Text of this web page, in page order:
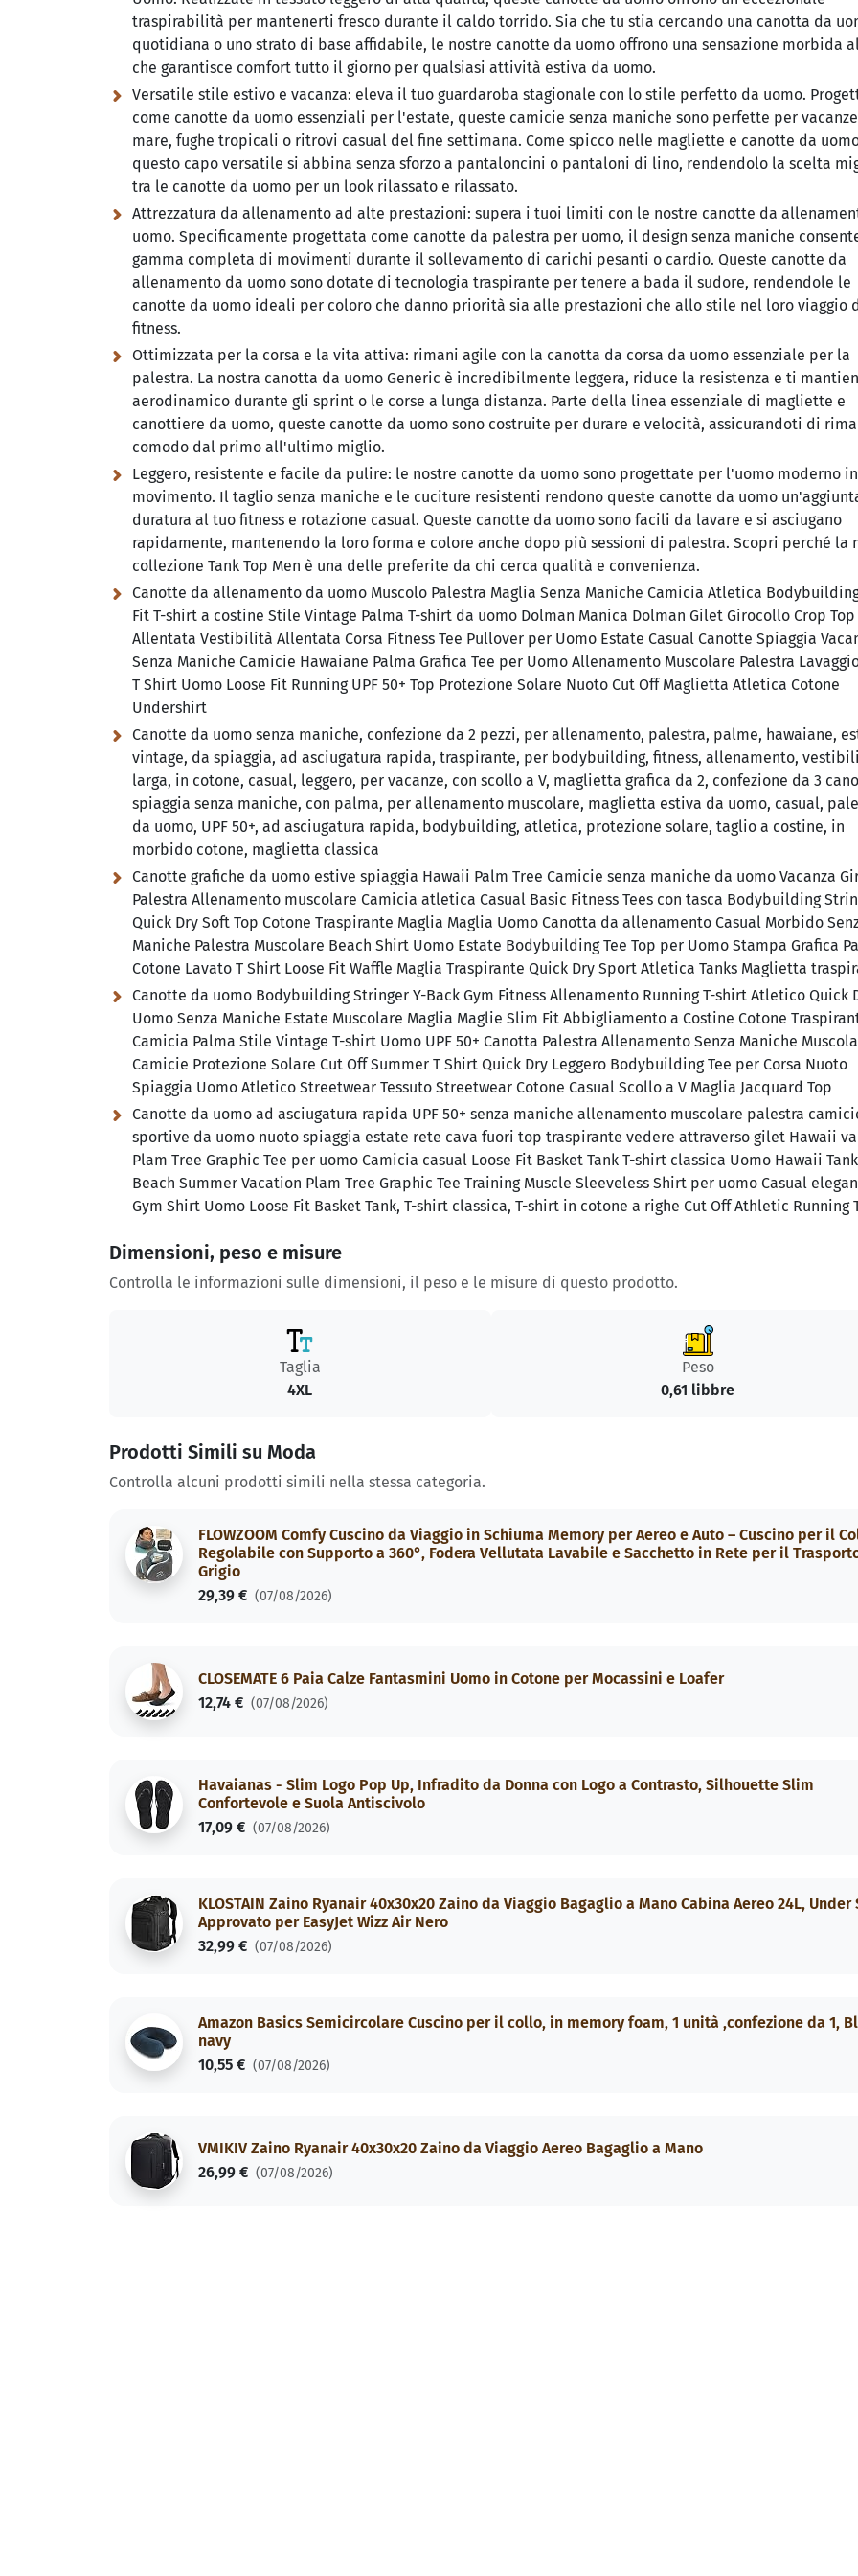
traspirabilità per mantenerti fresco durante il caldo torrido. Sia che tu stia cercando una canotta da
quotidiana o uno strato di base affidabile, le nostre canotte da uomo offrono una sensazione morbida
che garantisce comfort tutto il giorno per qualsiasi attività estiva da uomo.
Versatile stile estivo e vacanza: eleva il tuo guardaroba stagionale con lo stile perfetto da uomo.
come canotte da uomo essenziali per l'estate, queste camicie senza maniche sono perfette per
mare, fughe tropicali o ritrovi casual del fine settimana. Come spicco nelle magliette e canotte da
questo capo versatile si abbina senza sforzo a pantaloncini o pantaloni di lino, rendendolo la scelta
tra le canotte da uomo per un look rilassato e rilassato.
Attrezzatura da allenamento ad alte prestazioni: supera i tuoi limiti con le nostre canotte da
uomo. Specificamente progettata come canotte da palestra per uomo, il design senza maniche
gamma completa di movimenti durante il sollevamento di carichi pesanti o cardio. Queste canotte da
allenamento da uomo sono dotate di tecnologia traspirante per tenere a bada il sudore, rendendole le
canotte da uomo ideali per coloro che danno priorità sia alle prestazioni che allo stile nel loro viaggio
fitness.
Ottimizzata per la corsa e la vita attiva: rimani agile con la canotta da corsa da uomo essenziale per la
palestra. La nostra canotta da uomo Generic è incredibilmente leggera, riduce la resistenza e ti
aerodinamico durante gli sprint o le corse a lunga distanza. Parte della linea essenziale di magliette e
canottiere da uomo, queste canotte da uomo sono costruite per durare e velocità, assicurandoti di
comodo dal primo all'ultimo miglio.
Leggero, resistente e facile da pulire: le nostre canotte da uomo sono progettate per l'uomo moderno in
movimento. Il taglio senza maniche e le cuciture resistenti rendono queste canotte da uomo
duratura al tuo fitness e rotazione casual. Queste canotte da uomo sono facili da lavare e si asciugano
rapidamente, mantenendo la loro forma e colore anche dopo più sessioni di palestra. Scopri perché la
collezione Tank Top Men è una delle preferite da chi cerca qualità e convenienza.
Canotte da allenamento da uomo Muscolo Palestra Maglia Senza Maniche Camicia Atletica
Fit T-shirt a costine Stile Vintage Palma T-shirt da uomo Dolman Manica Dolman Gilet Girocollo Crop
Allentata Vestibilità Allentata Corsa Fitness Tee Pullover per Uomo Estate Casual Canotte Spiaggia
Senza Maniche Camicie Hawaiane Palma Grafica Tee per Uomo Allenamento Muscolare Palestra
T Shirt Uomo Loose Fit Running UPF 50+ Top Protezione Solare Nuoto Cut Off Maglietta Atletica Cotone
Undershirt
Canotte da uomo senza maniche, confezione da 2 pezzi, per allenamento, palestra, palme, hawaiane,
vintage, da spiaggia, ad asciugatura rapida, traspirante, per bodybuilding, fitness, allenamento,
larga, in cotone, casual, leggero, per vacanze, con scollo a V, maglietta grafica da 2, confezione da 3
spiaggia senza maniche, con palma, per allenamento muscolare, maglietta estiva da uomo, casual,
da uomo, UPF 50+, ad asciugatura rapida, bodybuilding, atletica, protezione solare, taglio a costine, in
morbido cotone, maglietta classica
Canotte grafiche da uomo estive spiaggia Hawaii Palm Tree Camicie senza maniche da uomo Vacanza
Palestra Allenamento muscolare Camicia atletica Casual Basic Fitness Tees con tasca Bodybuilding
Quick Dry Soft Top Cotone Traspirante Maglia Maglia Uomo Canotta da allenamento Casual Morbido
Maniche Palestra Muscolare Beach Shirt Uomo Estate Bodybuilding Tee Top per Uomo Stampa Grafica
Cotone Lavato T Shirt Loose Fit Waffle Maglia Traspirante Quick Dry Sport Atletica Tanks Maglietta
Canotte da uomo Bodybuilding Stringer Y-Back Gym Fitness Allenamento Running T-shirt Atletico Quick
Uomo Senza Maniche Estate Muscolare Maglia Maglie Slim Fit Abbigliamento a Costine Cotone
Camicia Palma Stile Vintage T-shirt Uomo UPF 50+ Canotta Palestra Allenamento Senza Maniche
Camicie Protezione Solare Cut Off Summer T Shirt Quick Dry Leggero Bodybuilding Tee per Corsa Nuoto
Spiaggia Uomo Atletico Streetwear Tessuto Streetwear Cotone Casual Scollo a V Maglia Jacquard Top
Canotte da uomo ad asciugatura rapida UPF 50+ senza maniche allenamento muscolare palestra
sportive da uomo nuoto spiaggia estate rete cava fuori top traspirante vedere attraverso gilet Hawaii
Plam Tree Graphic Tee per uomo Camicia casual Loose Fit Basket Tank T-shirt classica Uomo Hawaii
Beach Summer Vacation Plam Tree Graphic Tee Training Muscle Sleeveless Shirt per uomo Casual
Gym Shirt Uomo Loose Fit Basket Tank, T-shirt classica, T-shirt in cotone a righe Cut Off Athletic Running
Dimensioni, peso e misure
Controlla le informazioni sulle dimensioni, il peso e le misure di questo prodotto.
Taglia
4XL
Peso
0,61 libbre
Prodotti Simili su Moda
Controlla alcuni prodotti simili nella stessa categoria.
FLOWZOOM Comfy Cuscino da Viaggio in Schiuma Memory per Aereo e Auto – Cuscino per il
Regolabile con Supporto a 360°, Fodera Vellutata Lavabile e Sacchetto in Rete per il
Grigio
29,39 € (07/08/2026)
CLOSEMATE 6 Paia Calze Fantasmini Uomo in Cotone per Mocassini e Loafer
12,74 € (07/08/2026)
Havaianas - Slim Logo Pop Up, Infradito da Donna con Logo a Contrasto, Silhouette Slim
Confortevole e Suola Antiscivolo
17,09 € (07/08/2026)
KLOSTAIN Zaino Ryanair 40x30x20 Zaino da Viaggio Bagaglio a Mano Cabina Aereo 24L, Under
Approvato per EasyJet Wizz Air Nero
32,99 € (07/08/2026)
Amazon Basics Semicircolare Cuscino per il collo, in memory foam, 1 unità ,confezione da 1,
navy
10,55 € (07/08/2026)
VMIKIV Zaino Ryanair 40x30x20 Zaino da Viaggio Aereo Bagaglio a Mano
26,99 € (07/08/2026)